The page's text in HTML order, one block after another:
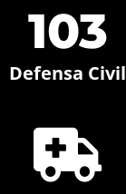
103
Defensa Civil
